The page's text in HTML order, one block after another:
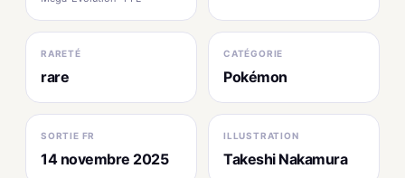
RARETÉ
rare
CATÉGORIE
Pokémon
SORTIE FR
14 novembre 2025
ILLUSTRATION
Takeshi Nakamura